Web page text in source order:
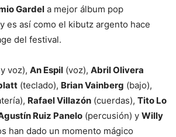
Gardel a mejor álbum pop
es así como el kibutz argento hace
del festival.
voz), An Espil (voz), Abril Olivera
(teclado), Brian Vainberg (bajo),
Rafael Villazón (cuerdas), Tito Lo
Ruiz Panelo (percusión) y Willy
han dado un momento mágico